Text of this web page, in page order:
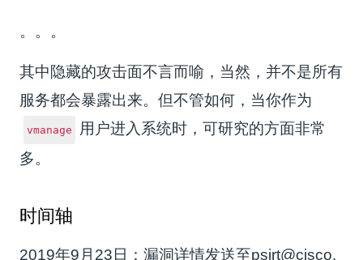
。。。
其中隐藏的攻击面不言而喻，当然，并不是所有
服务都会暴露出来。但不管如何，当你作为
vmanage
用户进入系统时，可研究的方面非常
多。
时间轴
2019年9月23日：漏洞详情发送至psirt@cisco.